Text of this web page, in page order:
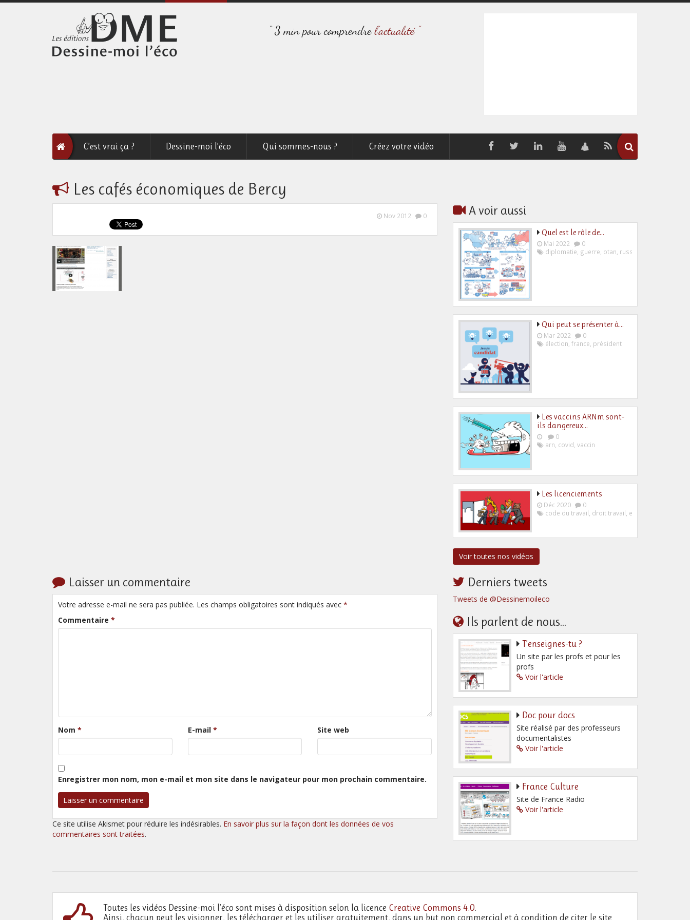
C’est vrai ça ? Dessine-moi l’éco Qui sommes-nous ? Créez votre vidéo
Les cafés économiques de Bercy
Nov 2012 0 A voir aussi
Quel est le rôle de…
Mai 2022
0
diplomatie guerre otan russie
Qui peut se présenter à…
Mar 2022
0
élection france président
Les vaccins ARNm sont-
ils dangereux…
0
arn covid vaccin
Les licenciements
Déc 2020
0
code du travail droit travail employeur
Voir toutes nos vidéos
Laisser un commentaire
Votre adresse e-mail ne sera pas publiée. Les champs obligatoires sont indiqués avec *
Commentaire *
Nom * E-mail * Site web
Enregistrer mon nom, mon e-mail et mon site dans le navigateur pour mon prochain commentaire.
Ce site utilise Akismet pour réduire les indésirables. En savoir plus sur la façon dont les données de vos
commentaires sont traitées.
Derniers tweets
Tweets de @Dessinemoileco
Ils parlent de nous...
T’enseignes-tu ?
Un site par les profs et pour les
profs
Voir l'article
Doc pour docs
Site réalisé par des professeurs
documentalistes
Voir l'article
France Culture
Site de France Radio
Voir l'article
Toutes les vidéos Dessine-moi l’éco sont mises à disposition selon la licence Creative Commons 4.0.
Ainsi, chacun peut les visionner, les télécharger et les utiliser gratuitement, dans un but non commercial et à condition de citer le site